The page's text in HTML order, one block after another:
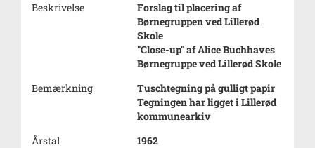
Beskrivelse
Forslag til placering af
Børnegruppen ved Lillerød
Skole
"Close-up" af Alice Buchhaves
Børnegruppe ved Lillerød Skole
Bemærkning
Tuschtegning på gulligt papir
Tegningen har ligget i Lillerød
kommunearkiv
Årstal
1962